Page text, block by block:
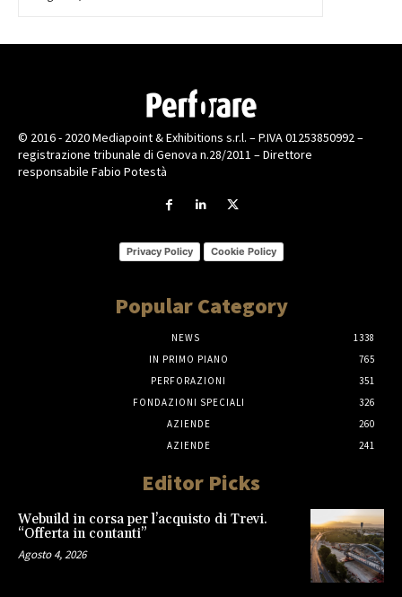
© 2016 - 2020 Mediapoint & Exhibitions s.r.l. – P.IVA 01253850992 –
registrazione tribunale di Genova n.28/2011 – Direttore
responsabile Fabio Potestà
Privacy Policy Cookie Policy
Popular Category
NEWS
1338
IN PRIMO PIANO
765
PERFORAZIONI
351
FONDAZIONI SPECIALI
326
AZIENDE
260
AZIENDE
241
Editor Picks
Webuild in corsa per l’acquisto di Trevi.
“Offerta in contanti”
Agosto 4, 2026